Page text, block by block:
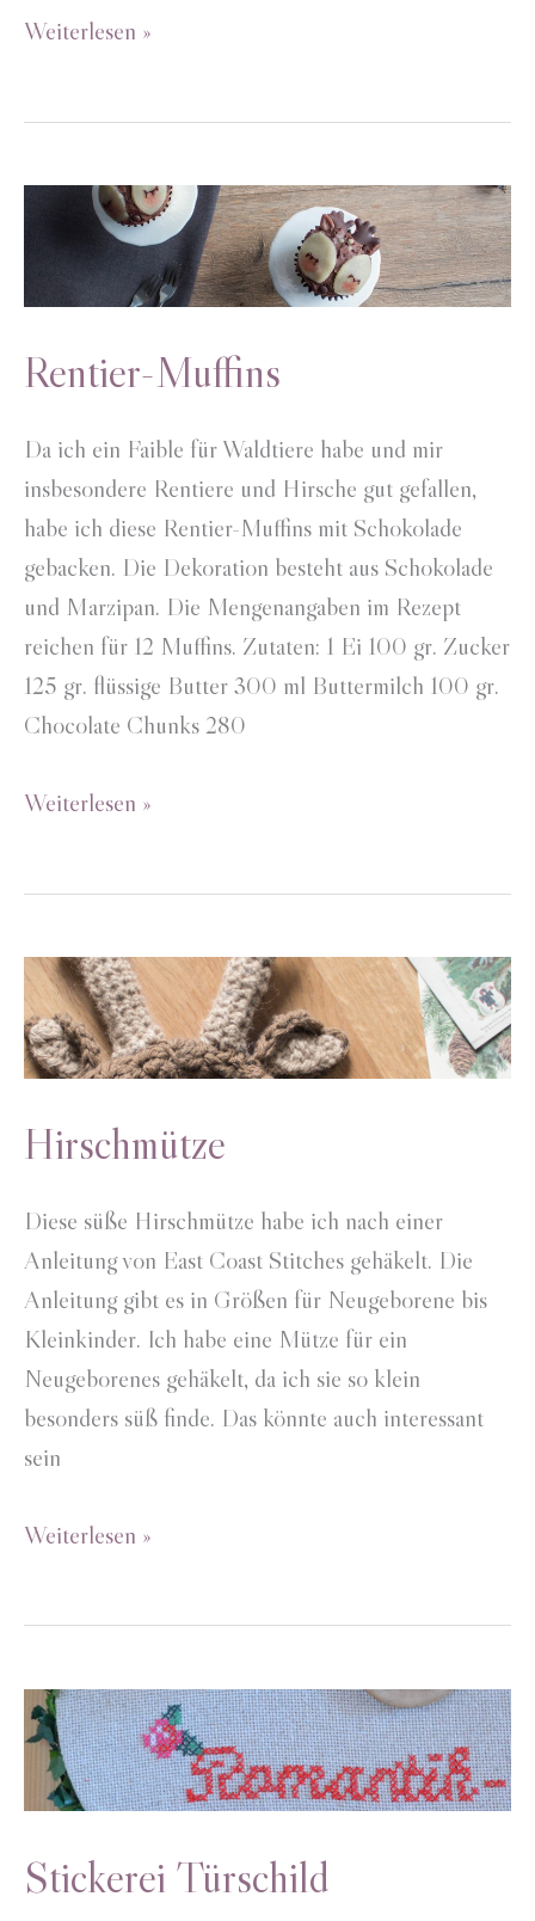
Rehmädchen
Weiterlesen »
Rentier-Muffins
Da ich ein Faible für Waldtiere habe und mir
insbesondere Rentiere und Hirsche gut gefallen,
habe ich diese Rentier-Muffins mit Schokolade
gebacken. Die Dekoration besteht aus Schokolade
und Marzipan. Die Mengenangaben im Rezept
reichen für 12 Muffins. Zutaten: 1 Ei 100 gr. Zucker
125 gr. flüssige Butter 300 ml Buttermilch 100 gr.
Chocolate Chunks 280
Rentier-
Weiterlesen »
Hirschmütze
Diese süße Hirschmütze habe ich nach einer
Anleitung von East Coast Stitches gehäkelt. Die
Anleitung gibt es in Größen für Neugeborene bis
Kleinkinder. Ich habe eine Mütze für ein
Neugeborenes gehäkelt, da ich sie so klein
besonders süß finde. Das könnte auch interessant
sein
Hirschmütze
Weiterlesen »
Stickerei Türschild